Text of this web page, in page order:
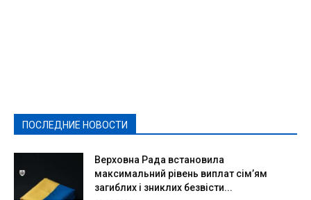
ПОСЛЕДНИЕ НОВОСТИ
Верховна Рада встановила
максимальний рівень виплат сім’ям
загиблих і зниклих безвісти...